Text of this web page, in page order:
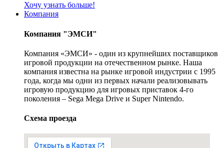
Хочу узнать больше!
Компания
Компания "ЭМСИ"
Компания «ЭМСИ» - один из крупнейших поставщиков
игровой продукции на отечественном рынке. Наша
компания известна на рынке игровой индустрии с 1995
года, когда мы одни из первых начали реализовывать
игровую продукцию для игровых приставок 4-го
поколения – Sega Mega Drive и Super Nintendo.
Схема проезда